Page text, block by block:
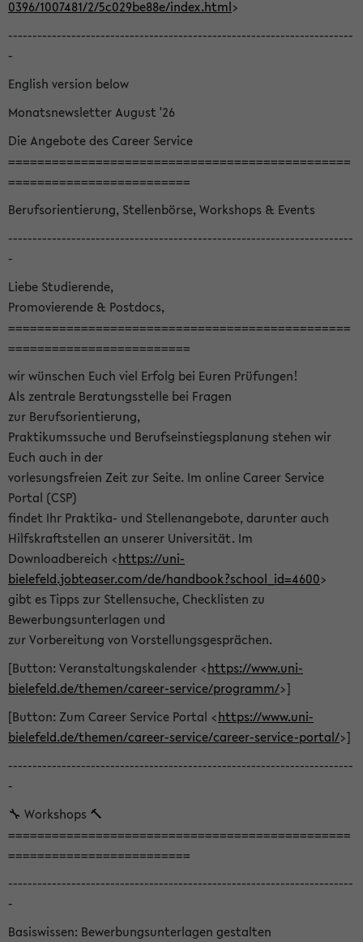
0396/1007481/2/5c029be88e/index.html>
-----------------------------------------------------------------------
-
English version below
Monatsnewsletter August '26
Die Angebote des Career Service
===============================================
=========================
Berufsorientierung, Stellenbörse, Workshops & Events
-----------------------------------------------------------------------
-
Liebe Studierende,
Promovierende & Postdocs,
===============================================
=========================
wir wünschen Euch viel Erfolg bei Euren Prüfungen!
Als zentrale Beratungsstelle bei Fragen
zur Berufsorientierung,
Praktikumssuche und Berufseinstiegsplanung stehen wir
Euch auch in der
vorlesungsfreien Zeit zur Seite. Im online Career Service
Portal (CSP)
findet Ihr Praktika- und Stellenangebote, darunter auch
Hilfskraftstellen an unserer Universität. Im
Downloadbereich <https://uni-
bielefeld.jobteaser.com/de/handbook?school_id=4600>
gibt es Tipps zur Stellensuche, Checklisten zu
Bewerbungsunterlagen und
zur Vorbereitung von Vorstellungsgesprächen.
[Button: Veranstaltungskalender <https://www.uni-
bielefeld.de/themen/career-service/programm/>]
[Button: Zum Career Service Portal <https://www.uni-
bielefeld.de/themen/career-service/career-service-portal/>]
-----------------------------------------------------------------------
-
🔧 Workshops 🔨
===============================================
=========================
-----------------------------------------------------------------------
-
Basiswissen: Bewerbungsunterlagen gestalten